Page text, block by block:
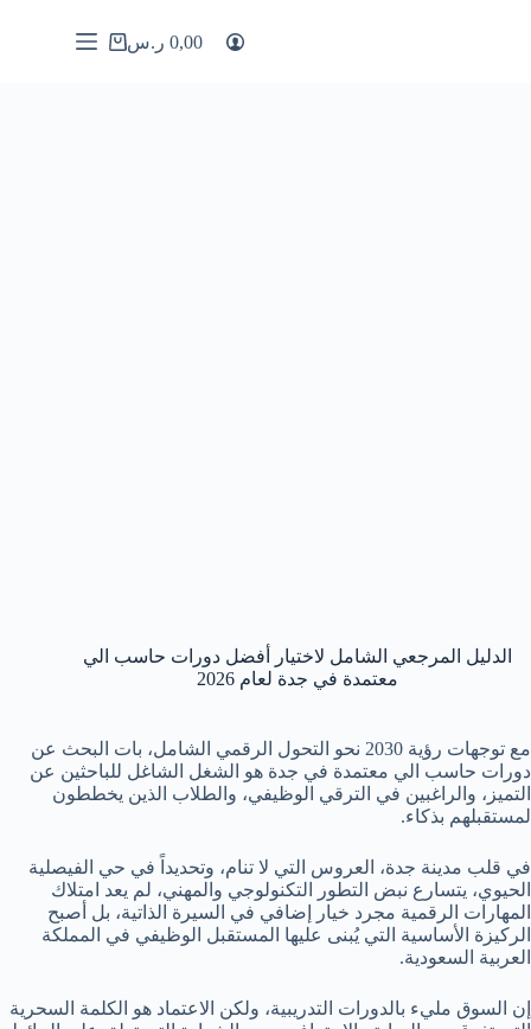
0,00 ر.س
الدليل المرجعي الشامل لاختيار أفضل دورات حاسب الي
معتمدة في جدة لعام 2026
مع توجهات رؤية 2030 نحو التحول الرقمي الشامل، بات البحث عن
دورات حاسب الي معتمدة في جدة هو الشغل الشاغل للباحثين عن
التميز، والراغبين في الترقي الوظيفي، والطلاب الذين يخططون
لمستقبلهم بذكاء.
في قلب مدينة جدة، العروس التي لا تنام، وتحديداً في حي الفيصلية
الحيوي، يتسارع نبض التطور التكنولوجي والمهني، لم يعد امتلاك
المهارات الرقمية مجرد خيار إضافي في السيرة الذاتية، بل أصبح
الركيزة الأساسية التي يُبنى عليها المستقبل الوظيفي في المملكة
العربية السعودية.
إن السوق مليء بالدورات التدريبية، ولكن الاعتماد هو الكلمة السحرية